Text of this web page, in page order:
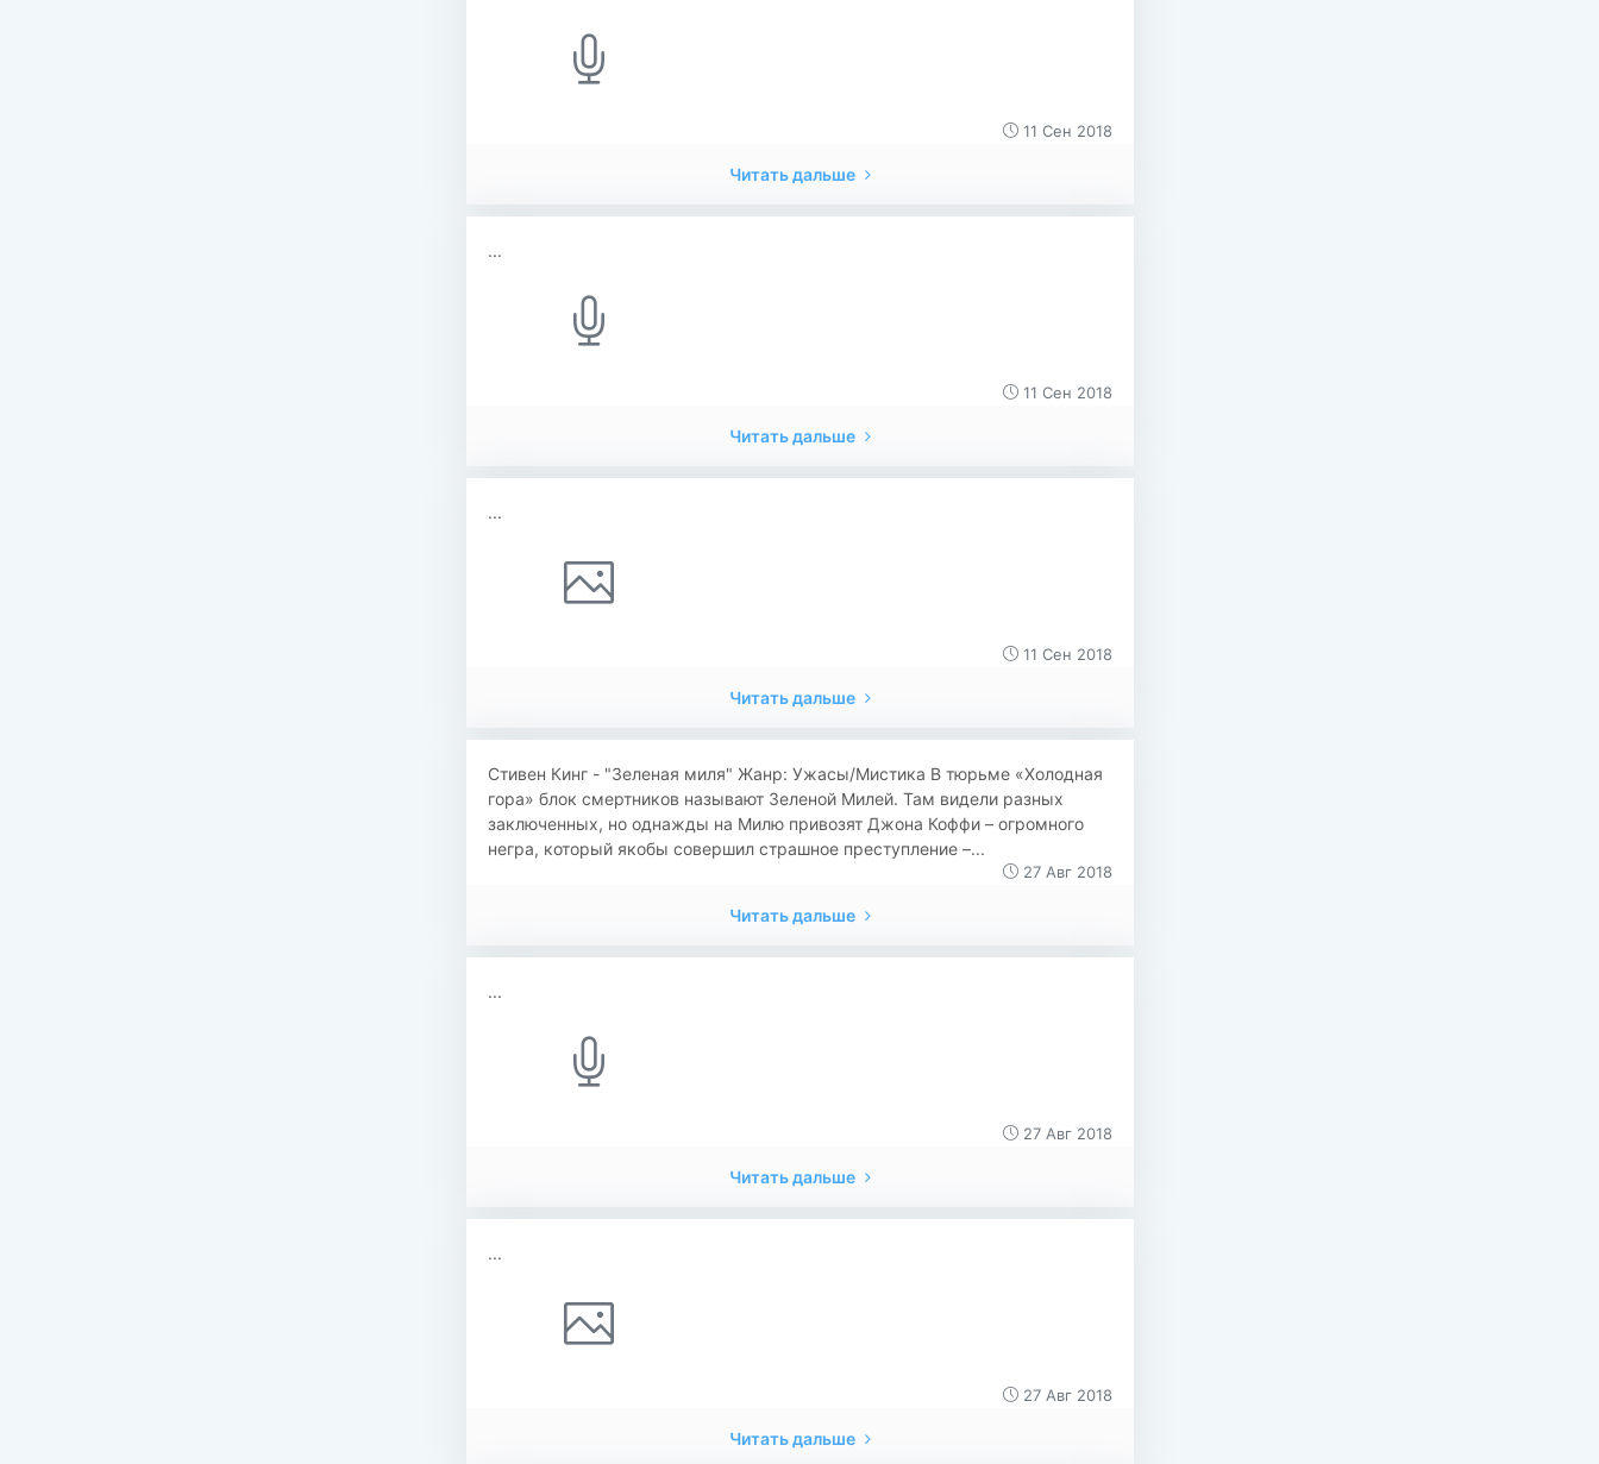
11 Сен 2018
Читать дальше
...
11 Сен 2018
Читать дальше
...
11 Сен 2018
Читать дальше
Стивен Кинг - "Зеленая миля" Жанр: Ужасы/Мистика В тюрьме «Холодная
гора» блок смертников называют Зеленой Милей. Там видели разных
заключенных, но однажды на Милю привозят Джона Коффи – огромного
негра, который якобы совершил страшное преступление –...
27 Авг 2018
Читать дальше
...
27 Авг 2018
Читать дальше
...
27 Авг 2018
Читать дальше